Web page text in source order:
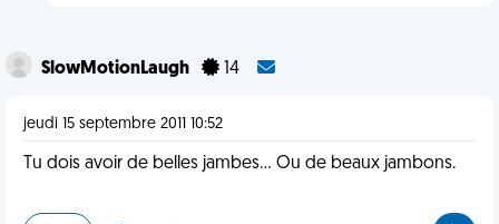
SlowMotionLaugh 14
jeudi 15 septembre 2011 10:52
Tu dois avoir de belles jambes... Ou de beaux jambons.